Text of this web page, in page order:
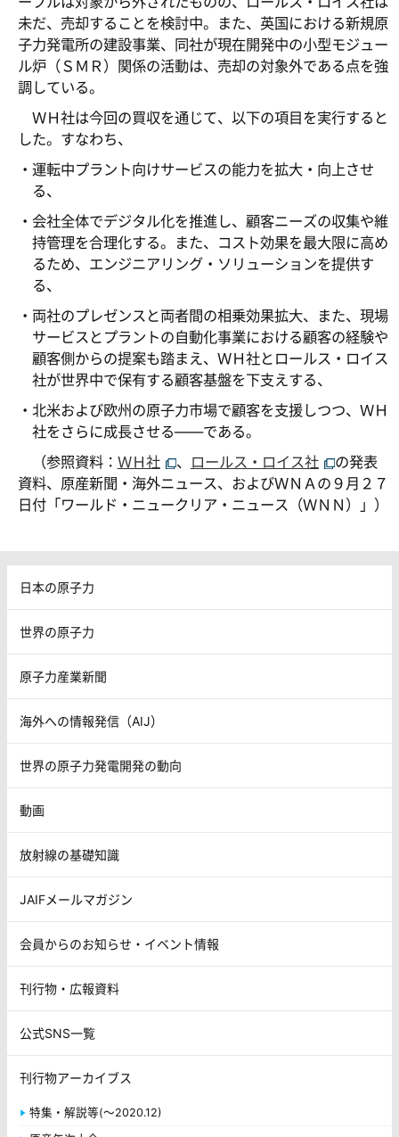
未だ、売却することを検討中。また、英国における新規原
子力発電所の建設事業、同社が現在開発中の小型モジュー
ル炉（ＳＭＲ）関係の活動は、売却の対象外である点を強
調している。
ＷＨ社は今回の買収を通じて、以下の項目を実行すると
した。すなわち、
・運転中プラント向けサービスの能力を拡大・向上させ
る、
・会社全体でデジタル化を推進し、顧客ニーズの収集や維
持管理を合理化する。また、コスト効果を最大限に高め
るため、エンジニアリング・ソリューションを提供す
る、
・両社のプレゼンスと両者間の相乗効果拡大、また、現場
サービスとプラントの自動化事業における顧客の経験や
顧客側からの提案も踏まえ、ＷＨ社とロールス・ロイス
社が世界中で保有する顧客基盤を下支えする、
・北米および欧州の原子力市場で顧客を支援しつつ、ＷＨ
社をさらに成長させる――である。
（参照資料： ＷＨ社 、 ロールス・ロイス社
の発表
資料、原産新聞・海外ニュース、およびＷＮＡの９月２７
日付「ワールド・ニュークリア・ニュース（ＷＮＮ）」）
日本の原子力
世界の原子力
原子力産業新聞
海外への情報発信（AIJ）
世界の原子力発電開発の動向
動画
放射線の基礎知識
JAIFメールマガジン
会員からのお知らせ・イベント情報
刊行物・広報資料
公式SNS一覧
刊行物アーカイブス
特集・解説等(～2020.12)